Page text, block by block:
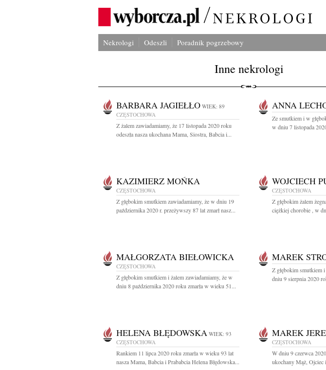
Nekrologi Odeszli Poradnik pogrzebowy
Inne nekrologi
BARBARA JAGIEŁŁO WIEK: 89
CZĘSTOCHOWA
Z żalem zawiadamiamy, że 17 listopada 2020 roku
odeszła nasza ukochana Mama, Siostra, Babcia i...
ANNA
Ze smutkiem i w
w dniu 7 listopada
KAZIMIERZ MOŃKA
CZĘSTOCHOWA
Z głębokim smutkiem zawiadamiamy, że w dniu 19
października 2020 r. przeżywszy 87 lat zmarł nasz...
WOJCIECH
CZĘSTOCHOWA
Z głębokim żalem
ciężkiej chorobie , w
MAŁGORZATA BIEŁOWICKA
CZĘSTOCHOWA
Z głębokim smutkiem i żalem zawiadamiamy, że w
dniu 8 października 2020 roku zmarła w wieku 51...
MAREK
Z głębokim smutkiem
dniu 9 sierpnia 2020
HELENA BŁĘDOWSKA WIEK: 93
CZĘSTOCHOWA
Rankiem 11 lipca 2020 roku zmarła w wieku 93 lat
nasza Mama, Babcia i Prababcia Helena Błędowska...
MAREK
CZĘSTOCHOWA
W dniu 9 czerwca
ukochany Mąż, Ojciec